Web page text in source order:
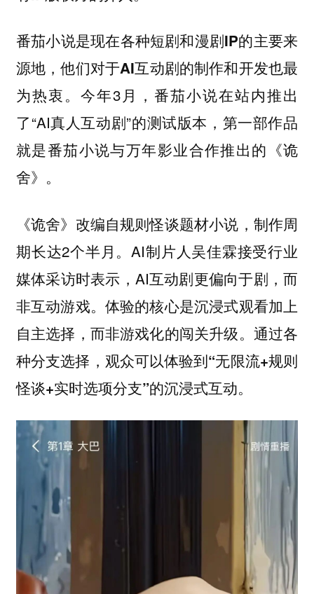
番茄小说是现在各种短剧和漫剧IP的主要来
源地，他们对于AI互动剧的制作和开发也最
为热衷。今年3月，番茄小说在站内推出
了“AI真人互动剧”的测试版本，第一部作品
就是番茄小说与万年影业合作推出的《诡
舍》。
《诡舍》改编自规则怪谈题材小说，制作周
期长达2个半月。AI制片人吴佳霖接受行业
媒体采访时表示，AI互动剧更偏向于剧，而
非互动游戏。体验的核心是沉浸式观看加上
自主选择，而非游戏化的闯关升级。通过各
种分支选择， 观众可以体验到“无限流+规则
怪谈+实时选项分支”的沉浸式互动。